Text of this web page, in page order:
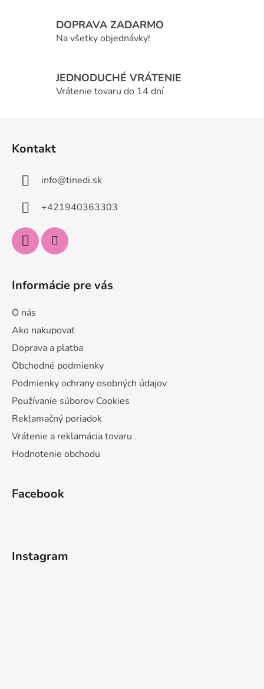
s
u
DOPRAVA ZADARMO
Na všetky objednávky!
JEDNODUCHÉ VRÁTENIE
Vrátenie tovaru do 14 dní
Kontakt
info@tinedi.sk
+421940363303
Informácie pre vás
O nás
Ako nakupovať
Doprava a platba
Obchodné podmienky
Podmienky ochrany osobných údajov
Používanie súborov Cookies
Reklamačný poriadok
Vrátenie a reklamácia tovaru
Hodnotenie obchodu
Facebook
Instagram